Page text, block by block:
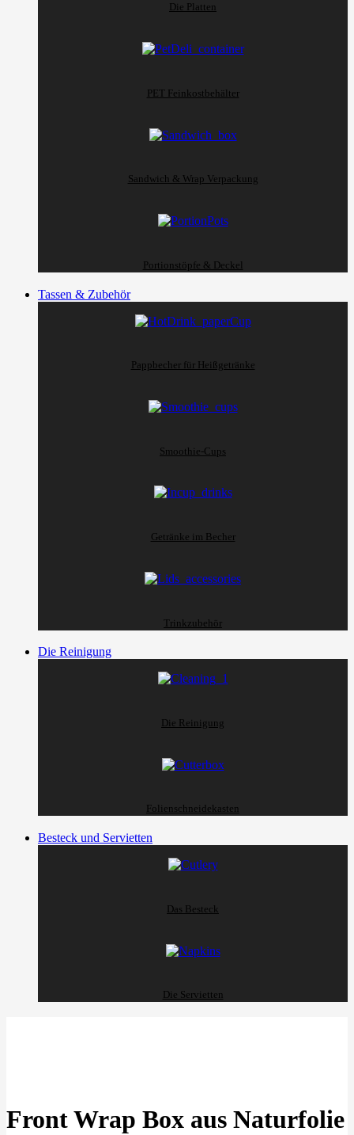
Die Platten
PET Feinkostbehälter
Sandwich & Wrap Verpackung
Portionstöpfe & Deckel
Tassen & Zubehör
Pappbecher für Heißgetränke
Smoothie-Cups
Getränke im Becher
Trinkzubehör
Die Reinigung
Die Reinigung
Folienschneidekasten
Besteck und Servietten
Das Besteck
Die Servietten
Front Wrap Box aus Naturfolie